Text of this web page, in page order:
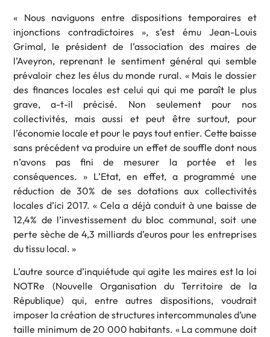
« Nous naviguons entre dispositions temporaires et
injonctions contradictoires », s’est ému Jean-Louis
Grimal, le président de l’association des maires de
l’Aveyron, reprenant le sentiment général qui semble
prévaloir chez les élus du monde rural. « Mais le dossier
des finances locales est celui qui qui me paraît le plus
grave, a-t-il précisé. Non seulement pour nos
collectivités, mais aussi et peut être surtout, pour
l’économie locale et pour le pays tout entier. Cette baisse
sans précédent va produire un effet de souffle dont nous
n’avons pas fini de mesurer la portée et les
conséquences. » L’Etat, en effet, a programmé une
réduction de 30% de ses dotations aux collectivités
locales d’ici 2017. « Cela a déjà conduit à une baisse de
12,4% de l’investissement du bloc communal, soit une
perte sèche de 4,3 milliards d’euros pour les entreprises
du tissu local. »
L’autre source d’inquiétude qui agite les maires est la loi
NOTRe (Nouvelle Organisation du Territoire de la
République) qui, entre autres dispositions, voudrait
imposer la création de structures intercommunales d’une
taille minimum de 20 000 habitants. « La commune doit